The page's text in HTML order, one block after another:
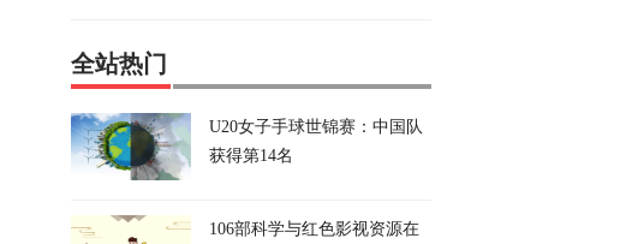
全站热门
U20女子手球世锦赛：中国队
获得第14名
106部科学与红色影视资源在